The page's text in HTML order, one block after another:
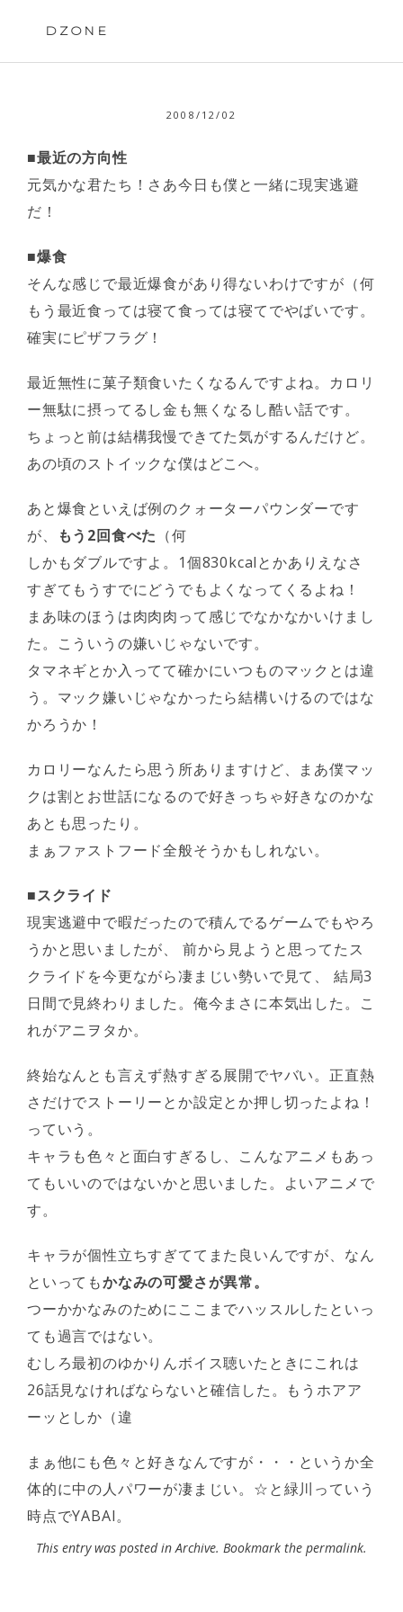
DZONE
2008/12/02
■最近の方向性
元気かな君たち！さあ今日も僕と一緒に現実逃避
だ！
■爆食
そんな感じで最近爆食があり得ないわけですが（何
もう最近食っては寝て食っては寝てでやばいです。
確実にピザフラグ！
最近無性に菓子類食いたくなるんですよね。カロリ
ー無駄に摂ってるし金も無くなるし酷い話です。
ちょっと前は結構我慢できてた気がするんだけど。
あの頃のストイックな僕はどこへ。
あと爆食といえば例のクォーターパウンダーです
が、
もう2回食べた （何
しかもダブルですよ。1個830kcalとかありえなさ
すぎてもうすでにどうでもよくなってくるよね！
まあ味のほうは肉肉肉って感じでなかなかいけまし
た。こういうの嫌いじゃないです。
タマネギとか入ってて確かにいつものマックとは違
う。マック嫌いじゃなかったら結構いけるのではな
かろうか！
カロリーなんたら思う所ありますけど、まあ僕マッ
クは割とお世話になるので好きっちゃ好きなのかな
あとも思ったり。
まぁファストフード全般そうかもしれない。
■スクライド
現実逃避中で暇だったので積んでるゲームでもやろ
うかと思いましたが、 前から見ようと思ってたス
クライドを今更ながら凄まじい勢いで見て、 結局3
日間で見終わりました。俺今まさに本気出した。こ
れがアニヲタか。
終始なんとも言えず熱すぎる展開でヤバい。正直熱
さだけでストーリーとか設定とか押し切ったよね！
っていう。
キャラも色々と面白すぎるし、こんなアニメもあっ
てもいいのではないかと思いました。よいアニメで
す。
キャラが個性立ちすぎててまた良いんですが、なん
といってもかなみの可愛さが異常。
つーかかなみのためにここまでハッスルしたといっ
ても過言ではない。
むしろ最初のゆかりんボイス聴いたときにこれは
26話見なければならないと確信した。もうホアア
ーッとしか（違
まぁ他にも色々と好きなんですが・・・というか全
体的に中の人パワーが凄まじい。☆と緑川っていう
時点でYABAI。
This entry was posted inArchive. Bookmark the permalink.